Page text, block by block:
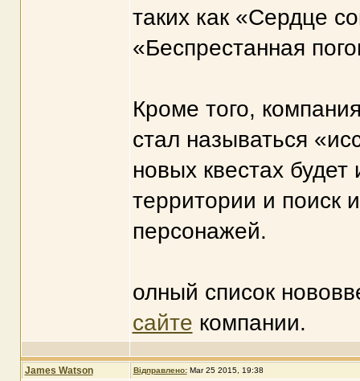
таких как «Сердце
«Беспрестанная
Кроме того,
стал называться
новых квестах
территории и поиск
персонажей.
олный список
сайте компании.
James Watson Відправлено: Mar 25 2015, 19:38